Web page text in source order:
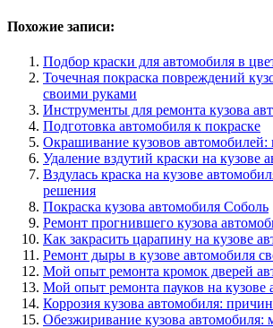
Похожие записи:
Подбор краски для автомобиля в
Точечная покраска повреждений
своими руками
Инструменты для ремонта кузова
Подготовка автомобиля к покраске
Окрашивание кузовов автомобилей:
Удаление вздутий краски на кузове
Вздулась краска на кузове
решения
Покраска кузова автомобиля Соболь
Ремонт прогнившего кузова
Как закрасить царапину на кузове
Ремонт дыры в кузове автомобиля
Мой опыт ремонта кромок дверей
Мой опыт ремонта пауков на кузове
Коррозия кузова автомобиля:
Обезжиривание кузова